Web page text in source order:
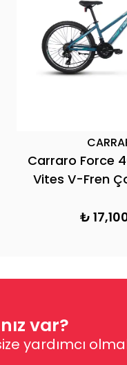
Carraro Force
Vites V-Fren
₺
var?
yardımcı